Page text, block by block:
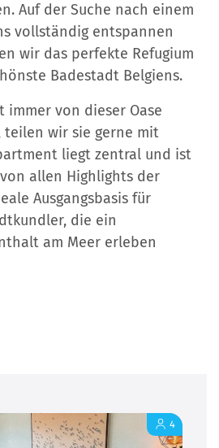
Auf der Suche nach einem
vollständig entspannen
wir das perfekte Refugium
Badestadt Belgiens.
immer von dieser Oase
teilen wir sie gerne mit
liegt zentral und ist
allen Highlights der
Ausgangsbasis für
die ein
am Meer erleben
4